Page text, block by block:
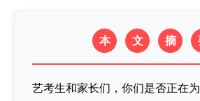
本 文 摘
艺考生和家长们，你们是否正在